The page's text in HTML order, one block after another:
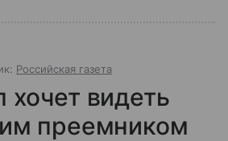
Российская газета
хочет видеть
преемником